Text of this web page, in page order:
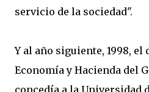
servicio de la sociedad".
Y al año siguiente, 1998, el
Economía y Hacienda del
concedía a la Universidad